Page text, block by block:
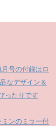
月号の付録はロ
なデザイン＆
ったりです
ンのミラー付